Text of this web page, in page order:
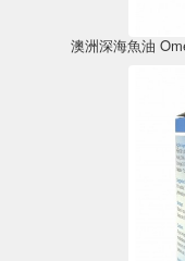
澳洲深海魚油